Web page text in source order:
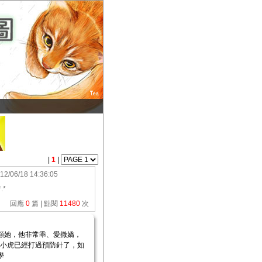
1
06/18 14:36:05
回應 0 篇 | 點閱 11480 次
，他非常乖、愛撒嬌，
虎已經打過預防針了，如